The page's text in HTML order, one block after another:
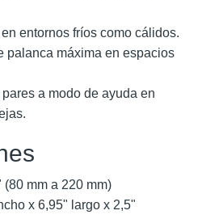
entornos fríos como cálidos.
palanca máxima en espacios
a modo de ayuda en
(80 mm a 220 mm)
x 6,95" largo x 2,5"